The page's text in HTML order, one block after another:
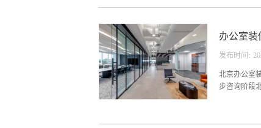
办公室装
北京办公室
步咨询阶段
、当面沟通
发布时间: